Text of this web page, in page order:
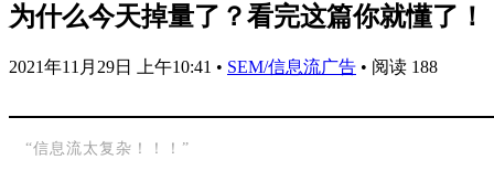
为什么今天掉量了？看完这篇你就懂了！
2021年11月29日 上午10:41 • SEM/信息流广告 • 阅读 188
“信息流太复杂！！！”